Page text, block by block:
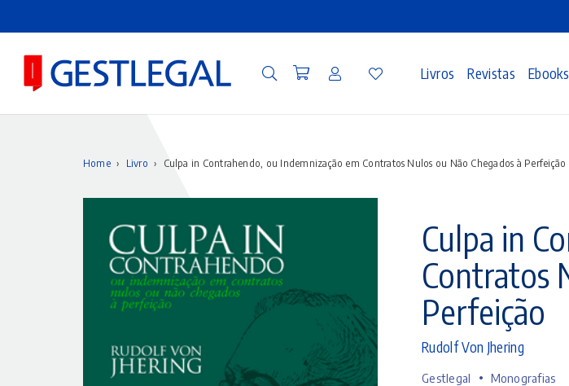
Livros Revistas Ebooks
Home › Livro › Culpa in Contrahendo, ou Indemnização em Contratos Nulos ou Não Chegados à Perfeição
Culpa in
Contratos
Perfeição
Rudolf Von Jhering
Gestlegal • Monografias